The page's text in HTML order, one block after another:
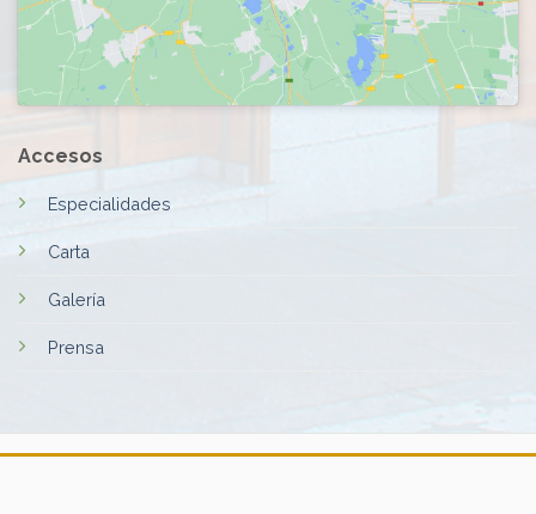
Accesos
Especialidades
Carta
Galería
Prensa